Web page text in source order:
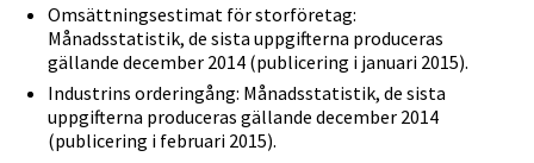
Omsättningsestimat för storföretag:
Månadsstatistik, de sista uppgifterna produceras
gällande december 2014 (publicering i januari 2015).
Industrins orderingång: Månadsstatistik, de sista
uppgifterna produceras gällande december 2014
(publicering i februari 2015).